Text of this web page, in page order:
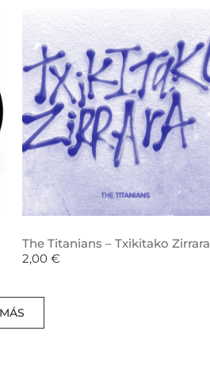
The Titanians – Txikitako Zirrara
2,00 €